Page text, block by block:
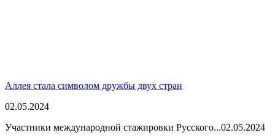
Аллея стала символом дружбы двух стран
02.05.2024
Участники международной стажировки Русского...02.05.2024